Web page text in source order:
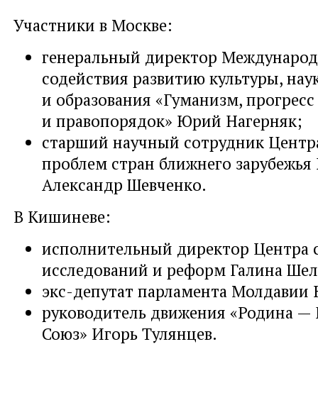
Участники в Москве:
генеральный директор
содействия развитию культуры,
и образования «Гуманизм, прогресс
и правопорядок» Юрий Нагерняк;
старший научный сотрудник
проблем стран ближнего
Александр Шевченко.
В Кишиневе:
исполнительный директор Центра
исследований и реформ Галина
экс-депутат парламента
руководитель движения «Родина —
Союз» Игорь Тулянцев.